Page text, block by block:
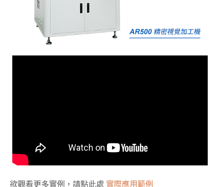
欲觀看更多實例，請點此處 實際應用範例